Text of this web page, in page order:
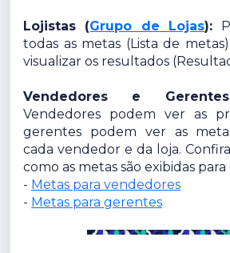
Lojistas (Grupo de Lojas):
todas as metas (Lista de
visualizar os resultados
Vendedores e
Vendedores podem ver as
gerentes podem ver as
cada vendedor e da loja.
como as metas são exibidas para
- Metas para vendedores
- Metas para gerentes